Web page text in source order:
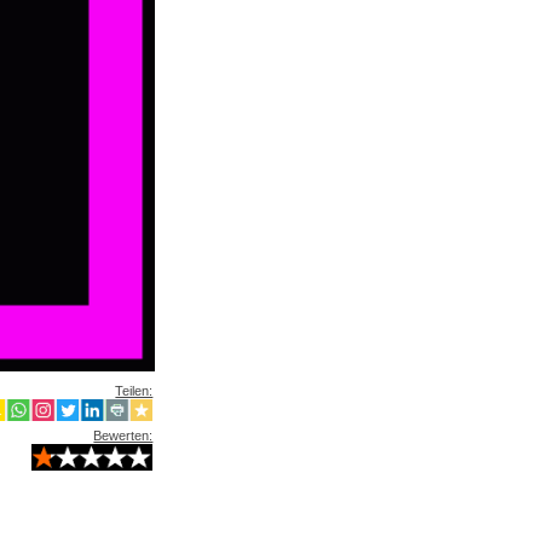
Teilen:
Bewerten: